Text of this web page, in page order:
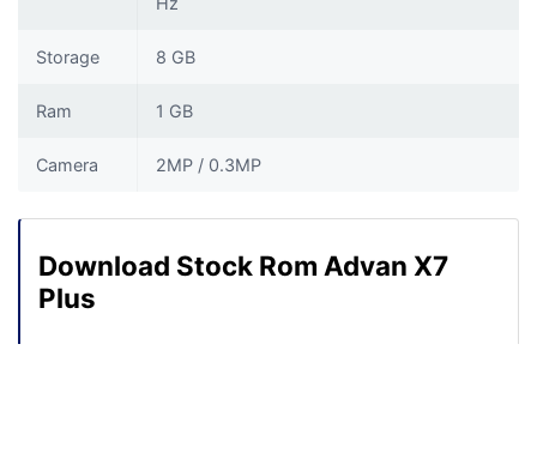
Storage 8 GB
Ram 1 GB
Camera 2MP / 0.3MP
Download Stock Rom Advan X7
Plus